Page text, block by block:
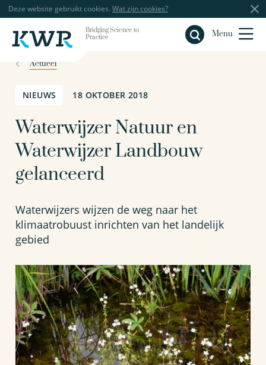
Deze website gebruikt cookies. Wat zijn cookies?
Bridging Science to
Practice
Menu
Sluiten
Actueel
NIEUWS 18 OKTOBER 2018
Waterwijzer Natuur en
Waterwijzer Landbouw
gelanceerd
Waterwijzers wijzen de weg naar het
klimaatrobuust inrichten van het landelijk
gebied